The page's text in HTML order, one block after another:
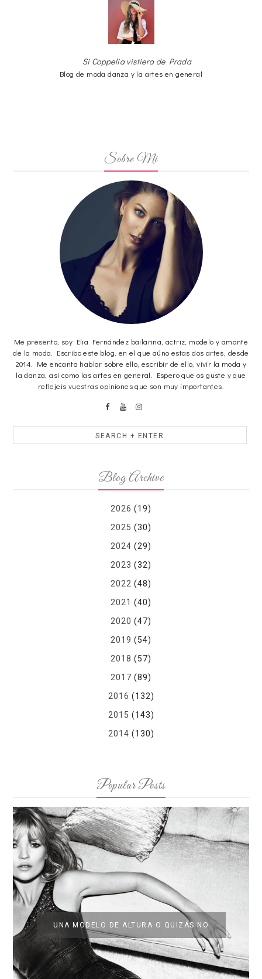
Si Coppelia vistiera de Prada
Blog de moda danza y la artes en general
Sobre Mi
Me presento, soy Elia Fernández bailarina, actriz, modelo y amante
de la moda. Escribo este blog, en el que aúno estas dos artes, desde
2014. Me encanta hablar sobre ello, escribir de ello, vivir la moda y
la danza, asi como las artes en general. Espero que os guste y que
reflejeis vuestras opiniones que son muy importantes.
Blog Archive
2026 (19)
2025 (30)
2024 (29)
2023 (32)
2022 (48)
2021 (40)
2020 (47)
2019 (54)
2018 (57)
2017 (89)
2016 (132)
2015 (143)
2014 (130)
Popular Posts
UNA MODELO DE ALTURA O QUIZÁS NO